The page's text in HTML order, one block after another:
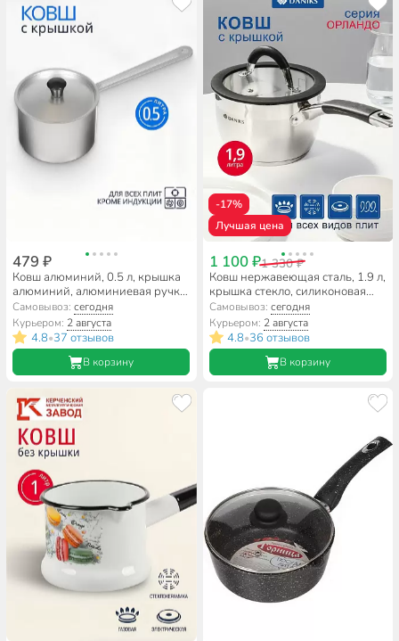
479 ₽
Ковш алюминий, 0.5 л, крышка
алюминий, алюминиевая ручка,
Scovo, МТ-063
Самовывоз:сегодня
Курьером: 2 августа
4.8•37 отзывов
В корзину
-17%
Лучшая цена
1 100 ₽1 330 ₽
Ковш нержавеющая сталь, 1.9 л,
крышка стекло, силиконовая
ручка, индукция, Daniks,
Орландо, GS-01435-16S
Самовывоз: сегодня
Курьером: 2 августа
4.8•36 отзывов
В корзину